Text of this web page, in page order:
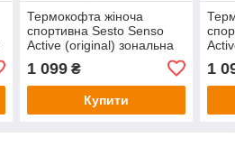
Термокофта жіноча
спортивна Sesto Senso
Active (original) зональна
термобілизна
1 099₴
Купити
1